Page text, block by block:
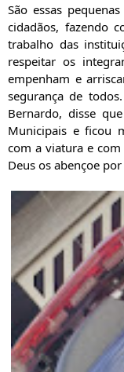
São essas
cidadãos, fazendo
trabalho das
respeitar os
empenham e
segurança de
Bernardo, disse
Municipais e ficou
com a viatura e
Deus os abençoe